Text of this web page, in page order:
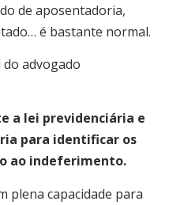
de aposentadoria,
é bastante normal.
advogado
a lei previdenciária e
para identificar os
ao indeferimento.
plena capacidade para